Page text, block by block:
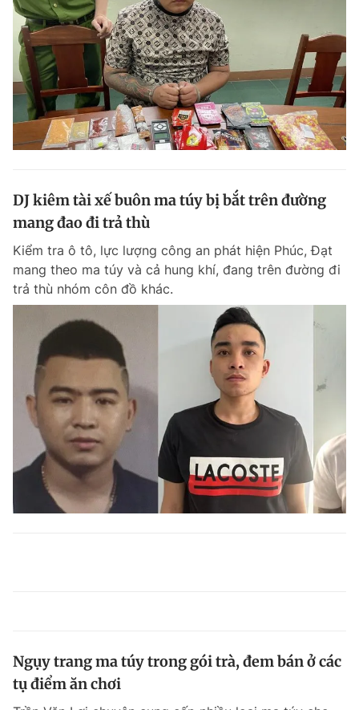
DJ kiêm tài xế buôn ma túy bị bắt trên đường
mang đao đi trả thù
Kiểm tra ô tô, lực lượng công an phát hiện Phúc, Đạt
mang theo ma túy và cả hung khí, đang trên đường đi
trả thù nhóm côn đồ khác.
Ngụy trang ma túy trong gói trà, đem bán ở các
tụ điểm ăn chơi